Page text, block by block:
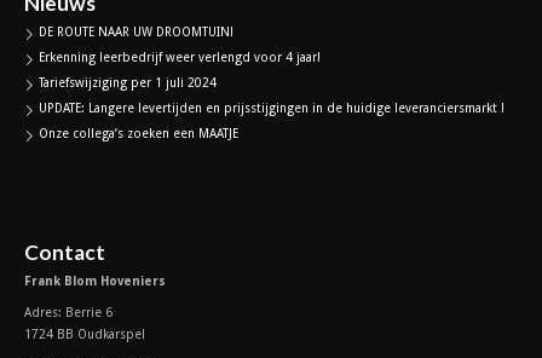
DE ROUTE NAAR UW DROOMTUIN!
Erkenning leerbedrijf weer verlengd voor 4 jaar!
Tariefswijziging per 1 juli 2024
UPDATE: Langere levertijden en prijsstijgingen in de huidige leveranciersmarkt !
Onze collega’s zoeken een MAATJE
Contact
Frank Blom Hoveniers
Adres: Berrie 6
1724 BB Oudkarspel